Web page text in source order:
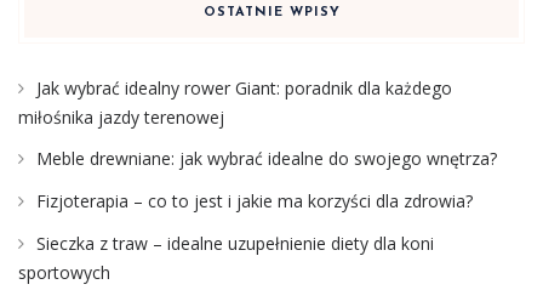
OSTATNIE WPISY
Jak wybrać idealny rower Giant: poradnik dla każdego
miłośnika jazdy terenowej
Meble drewniane: jak wybrać idealne do swojego wnętrza?
Fizjoterapia – co to jest i jakie ma korzyści dla zdrowia?
Sieczka z traw – idealne uzupełnienie diety dla koni
sportowych